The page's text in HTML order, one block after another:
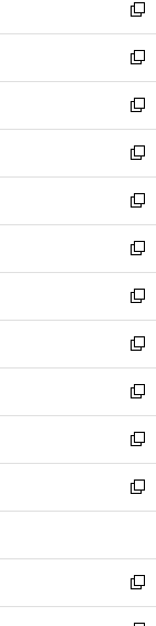
で
開
く
ド
ウ
で
開
く
新
し
い
ウ
ィ
ン
ド
ウ
で
開
く
新
し
い
ウ
ィ
ン
ド
ウ
で
開
く
新
し
い
ウ
ィ
ン
ド
ウ
で
開
く
新
し
い
ウ
ィ
ン
ド
ウ
で
開
く
新
し
い
ウ
ィ
ン
ド
ウ
で
開
く
新
し
い
ウ
ィ
ン
ド
ウ
で
開
く
新
し
い
ウ
ィ
ン
ド
ウ
で
開
新
し
い
ウ
ィ
ン
ド
ウ
開
く
新
し
い
ウ
ィ
ン
ウ
で
開
新
し
い
ウ
ン
ド
ウ
新
し
ウ
ィ
ン
新
し